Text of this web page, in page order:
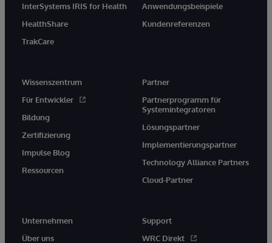
InterSystems IRIS for Health
HealthShare
TrakCare
Anwendungsbeispiele
Kundenreferenzen
Wissenszentrum
Für Entwickler
Bildung
Zertifizierung
Impulse Blog
Ressourcen
Partner
Partnerprogramm für
Systemintegratoren
Lösungspartner
Implementierungspartner
Technology Alliance Partners
Cloud-Partner
Unternehmen
Über uns
Support
WRC Direkt